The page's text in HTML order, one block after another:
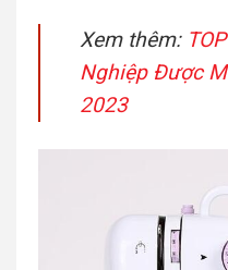
Xem thêm:
Nghiệp Được
2023